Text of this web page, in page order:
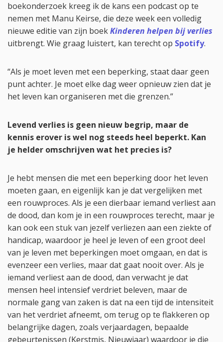
boekonderzoek kreeg ik de kans een podcast op te
nemen met Manu Keirse, die deze week een volledig
nieuwe editie van zijn boekKinderen helpen bij verlies
uitbrengt. Wie graag luistert, kan terecht op Spotify.
“Als je moet leven met een beperking, staat daar geen
punt achter. Je moet elke dag weer opnieuw zien dat je
het leven kan organiseren met die grenzen.”
Levend verlies is geen nieuw begrip, maar de
kennis erover is wel nog steeds heel beperkt. Kan
je helder omschrijven wat het precies is?
Je hebt mensen die met een beperking door het leven
moeten gaan, en eigenlijk kan je dat vergelijken met
een rouwproces. Als je een dierbaar iemand verliest aan
de dood, dan kom je in een rouwproces terecht, maar je
kan ook een stuk van jezelf verliezen aan een ziekte of
handicap, waardoor je heel je leven of een groot deel
van je leven met beperkingen moet omgaan, en dat is
evenzeer een verlies, maar dat gaat nooit over. Als je
iemand verliest aan de dood, dan verwacht je dat
mensen heel intensief verdriet beleven, maar de
normale gang van zaken is dat na een tijd de intensiteit
van het verdriet afneemt, om terug op te flakkeren op
belangrijke dagen, zoals verjaardagen, bepaalde
gebeurtenissen (Kerstmis, Nieuwjaar) waardoor je die